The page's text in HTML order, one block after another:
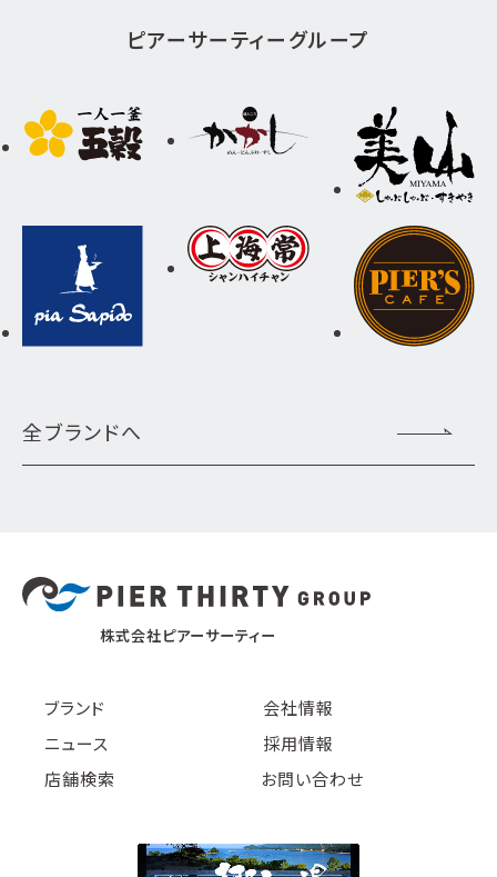
ピアーサーティーグループ
全ブランドへ
株式会社ピアーサーティー
ブランド
会社情報
ニュース
採用情報
店舗検索
お問い合わせ